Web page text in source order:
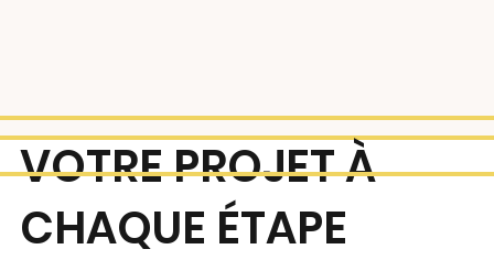
VOTRE PROJET À
CHAQUE ÉTAPE